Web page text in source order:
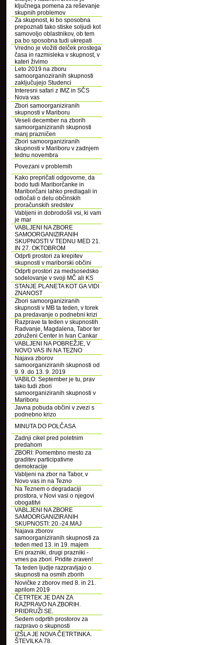
ključnega pomena za reševanje
skupnih problemov
Za skupnost, ki bo sposobna
prepoznati tako stiske soljudi kot
samovoljo oblastnikov, ob tem
pa bo sposobna tudi ukrepati
Vredno je vložiti delček prostega
časa in razmisleka v skupnost, v
kateri živimo
Leto 2019 na zboru
samoorganoziranih skupnosti
zaključujejo Studenci
Interesni safari z IMZ in SČS
Nova vas
Zbori samoorganiziranih
skupnosti v Mariboru
Veseli december na zborih
samoorganiziranih skupnosti
manj prazničen
Zbori samoorganiziranih
skupnosti v Mariboru v zadnjem
tednu novembra
Povezani v problemih
Kako prepričati odgovorne, da
bodo tudi Mariborčanke in
Mariborčani lahko predlagali in
odločali o delu občinskih
proračunskih sredstev
Vabljeni in dobrodošli vsi, ki vam
je mar
VABLJENI NA ZBORE
SAMOORGANIZIRANIH
SKUPNOSTI V TEDNU MED 21.
IN 27. OKTOBROM
Odprti prostori za krepitev
skupnosti v mariborski občini
Odprti prostori za medsosedsko
sodelovanje v svoji MČ ali KS
STANJE PLANETA KOT GA VIDI
ZNANOST
Zbori samoorganiziranih
skupnosti v MB ta teden, v torek
pa predavanje o podnebni krizi
Razprave ta teden v skupnostih
Radvanje, Magdalena, Tabor ter
združeni Center in Ivan Cankar
VABLJENI NA POBREŽJE, V
NOVO VAS IN NA TEZNO
Najava zborov
samoorganiziranih skupnosti od
9. 9. do 13. 9. 2019
VABILO: September je tu, prav
tako tudi zbori
samoorganiziranih skupnosti v
Mariboru
Javna pobuda občini v zvezi s
podnebno krizo
MINUTA DO POLČASA
Zadnji cikel pred poletnim
predahom
ZBORI: Pomembno mesto za
graditev participativne
demokracije
Vabljeni na zbor na Tabor, v
Novo vas in na Tezno
Na Teznem o degradaciji
prostora, v Novi vasi o njegovi
obogatitvi
VABLJENI NA ZBORE
SAMOORGANIZIRANIH
SKUPNOSTI: 20.-24.MAJ
Najava zborov
samoorganiziranih skupnosti za
teden med 13. in 19. majem
Eni prazniki, drugi prazniki -
vmes pa zbori. Pridite zraven!
Ta teden ljudje razpravljajo o
skupnosti na osmih zborih
Novičke z zborov med 8. in 21.
aprilom 2019
ČETRTEK JE DAN ZA
RAZPRAVO NA ZBORIH.
PRIDRUŽI SE.
Sedem odprtih prostorov za
razpravo o skupnosti
IZŠLA JE NOVA ČETRTINKA.
ŠTEVILKA 78.